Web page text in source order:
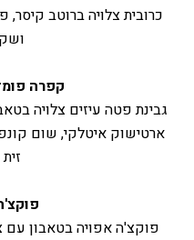
כרובית צלויה ברוטב
קפרה
גבינת פטה עיזים צלויה
ארטישוק איטלקי, שום
פוקצ'ה אפויה בטאבון עם